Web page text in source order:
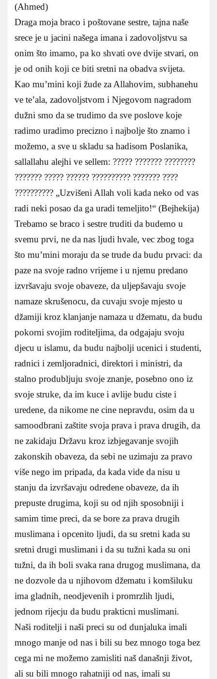
(Ahmed)
Draga moja braco i poštovane sestre, tajna naše
srece je u jacini našega imana i zadovoljstvu sa
onim što imamo, pa ko shvati ove dvije stvari, on
je od onih koji ce biti sretni na obadva svijeta.
Kao mu’mini koji žude za Allahovim, subhanehu
ve te’ala, zadovoljstvom i Njegovom nagradom
dužni smo da se trudimo da sve poslove koje
radimo uradimo precizno i najbolje što znamo i
možemo, a sve u skladu sa hadisom Poslanika,
sallallahu alejhi ve sellem: ????? ??????? ????????
??????? ????? ?????? ?????????? ??????? ????
?????????? „Uzvišeni Allah voli kada neko od vas
radi neki posao da ga uradi temeljito!“ (Bejhekija)
Trebamo se braco i sestre truditi da budemo u
svemu prvi, ne da nas ljudi hvale, vec zbog toga
što mu’mini moraju da se trude da budu prvaci: da
paze na svoje radno vrijeme i u njemu predano
izvršavaju svoje obaveze, da uljepšavaju svoje
namaze skrušenocu, da cuvaju svoje mjesto u
džamiji kroz klanjanje namaza u džematu, da budu
pokorni svojim roditeljima, da odgajaju svoju
djecu u islamu, da budu najbolji ucenici i studenti,
radnici i zemljoradnici, direktori i ministri, da
stalno produbljuju svoje znanje, posebno ono iz
svoje struke, da im kuce i avlije budu ciste i
uredene, da nikome ne cine nepravdu, osim da u
samoodbrani zaštite svoja prava i prava drugih, da
ne zakidaju Državu kroz izbjegavanje svojih
zakonskih obaveza, da sebi ne uzimaju za pravo
više nego im pripada, da kada vide da nisu u
stanju da izvršavaju odredene obaveze, da ih
prepuste drugima, koji su od njih sposobniji i
samim time preci, da se bore za prava drugih
muslimana i opcenito ljudi, da su sretni kada su
sretni drugi muslimani i da su tužni kada su oni
tužni, da ih boli svaka rana drugog muslimana, da
ne dozvole da u njihovom džematu i komšiluku
ima gladnih, neodjevenih i promrzlih ljudi,
jednom rijecju da budu prakticni muslimani.
Naši roditelji i naši preci su od dunjaluka imali
mnogo manje od nas i bili su bez mnogo toga bez
cega mi ne možemo zamisliti naš današnji život,
ali su bili mnogo rahatniji od nas, imali su